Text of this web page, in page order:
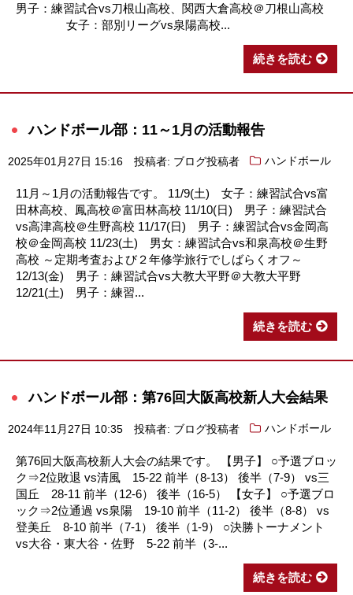
男子：練習試合vs刀根山高校、関西大倉高校＠刀根山高校
女子：部別リーグvs泉陽高校...
続きを読む
ハンドボール部：11～1月の活動報告
2025年01月27日 15:16 投稿者: ブログ投稿者 ハンドボール
11月～1月の活動報告です。 11/9(土) 女子：練習試合vs富
田林高校、鳳高校＠富田林高校 11/10(日) 男子：練習試合
vs高津高校＠生野高校 11/17(日) 男子：練習試合vs金岡高
校＠金岡高校 11/23(土) 男女：練習試合vs和泉高校＠生野
高校 ～定期考査および２年修学旅行でしばらくオフ～
12/13(金) 男子：練習試合vs大教大平野＠大教大平野
12/21(土) 男子：練習...
続きを読む
ハンドボール部：第76回大阪高校新人大会結果
2024年11月27日 10:35 投稿者: ブログ投稿者 ハンドボール
第76回大阪高校新人大会の結果です。 【男子】 ○予選ブロッ
ク⇒2位敗退 vs清風 15-22 前半（8-13） 後半（7-9） vs三
国丘 28-11 前半（12-6） 後半（16-5） 【女子】 ○予選ブロ
ック⇒2位通過 vs泉陽 19-10 前半（11-2） 後半（8-8） vs
登美丘 8-10 前半（7-1） 後半（1-9） ○決勝トーナメント
vs大谷・東大谷・佐野 5-22 前半（3-...
続きを読む